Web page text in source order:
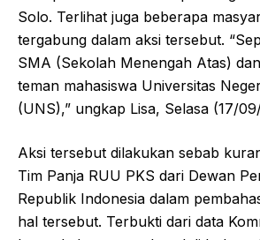
Solo. Terlihat juga beberapa
tergabung dalam aksi tersebut.
SMA (Sekolah Menengah Atas)
teman mahasiswa Universitas
(UNS),” ungkap Lisa, Selasa (17/
Aksi tersebut dilakukan sebab
Tim Panja RUU PKS dari Dewan
Republik Indonesia dalam
hal tersebut. Terbukti dari data